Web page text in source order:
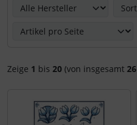
Zeige 1 bis 20 (von insgesamt 26